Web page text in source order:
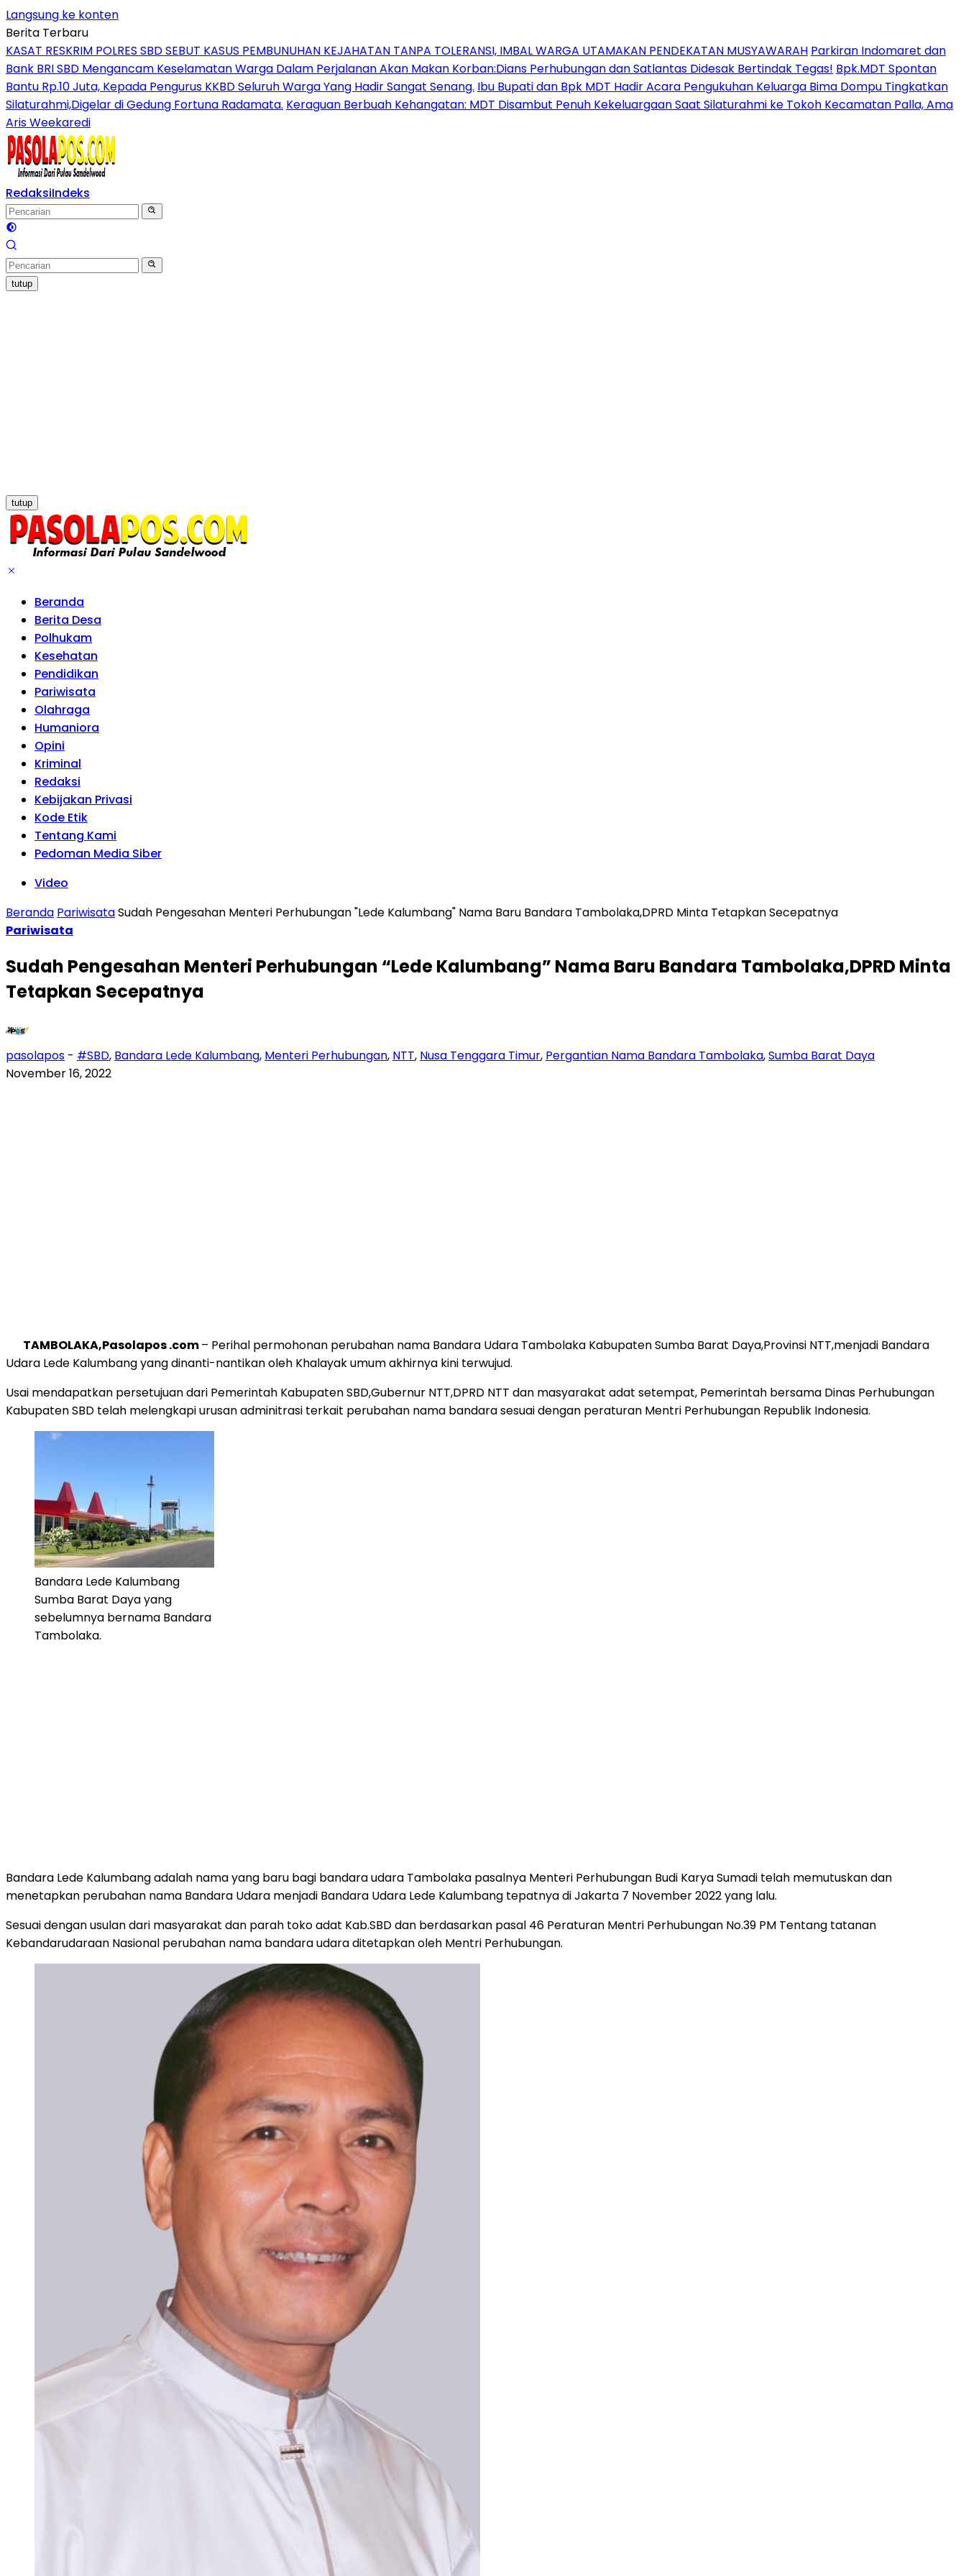
Langsung ke konten
Berita Terbaru
KASAT RESKRIM POLRES SBD SEBUT KASUS PEMBUNUHAN KEJAHATAN TANPA TOLERANSI, IMBAL WARGA UTAMAKAN PENDEKATAN MUSYAWARAH Parkiran Indomaret dan
Bank BRI SBD Mengancam Keselamatan Warga Dalam Perjalanan Akan Makan Korban:Dians Perhubungan dan Satlantas Didesak Bertindak Tegas! Bpk.MDT Spontan
Bantu Rp.10 Juta, Kepada Pengurus KKBD Seluruh Warga Yang Hadir Sangat Senang. Ibu Bupati dan Bpk MDT Hadir Acara Pengukuhan Keluarga Bima Dompu Tingkatkan
Silaturahmi,Digelar di Gedung Fortuna Radamata. Keraguan Berbuah Kehangatan: MDT Disambut Penuh Kekeluargaan Saat Silaturahmi ke Tokoh Kecamatan Palla, Ama
Aris Weekaredi
RedaksiIndeks
tutup
tutup
Beranda
Berita Desa
Polhukam
Kesehatan
Pendidikan
Pariwisata
Olahraga
Humaniora
Opini
Kriminal
Redaksi
Kebijakan Privasi
Kode Etik
Tentang Kami
Pedoman Media Siber
Video
Beranda PariwisataSudah Pengesahan Menteri Perhubungan "Lede Kalumbang" Nama Baru Bandara Tambolaka,DPRD Minta Tetapkan Secepatnya
Pariwisata
Sudah Pengesahan Menteri Perhubungan “Lede Kalumbang” Nama Baru Bandara Tambolaka,DPRD Minta
Tetapkan Secepatnya
pasolapos - #SBD, Bandara Lede Kalumbang, Menteri Perhubungan, NTT, Nusa Tenggara Timur, Pergantian Nama Bandara Tambolaka,Sumba Barat Daya
November 16, 2022
TAMBOLAKA,Pasolapos .com– Perihal permohonan perubahan nama Bandara Udara Tambolaka Kabupaten Sumba Barat Daya,Provinsi NTT,menjadi Bandara
Udara Lede Kalumbang yang dinanti-nantikan oleh Khalayak umum akhirnya kini terwujud.
Usai mendapatkan persetujuan dari Pemerintah Kabupaten SBD,Gubernur NTT,DPRD NTT dan masyarakat adat setempat, Pemerintah bersama Dinas Perhubungan
Kabupaten SBD telah melengkapi urusan adminitrasi terkait perubahan nama bandara sesuai dengan peraturan Mentri Perhubungan Republik Indonesia.
Bandara Lede Kalumbang
Sumba Barat Daya yang
sebelumnya bernama Bandara
Tambolaka.
Bandara Lede Kalumbang adalah nama yang baru bagi bandara udara Tambolaka pasalnya Menteri Perhubungan Budi Karya Sumadi telah memutuskan dan
menetapkan perubahan nama Bandara Udara menjadi Bandara Udara Lede Kalumbang tepatnya di Jakarta 7 November 2022 yang lalu.
Sesuai dengan usulan dari masyarakat dan parah toko adat Kab.SBD dan berdasarkan pasal 46 Peraturan Mentri Perhubungan No.39 PM Tentang tatanan
Kebandarudaraan Nasional perubahan nama bandara udara ditetapkan oleh Mentri Perhubungan.